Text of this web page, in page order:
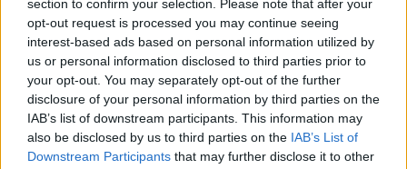
section to confirm your selection. Please note that after your
opt-out request is processed you may continue seeing
interest-based ads based on personal information utilized by
us or personal information disclosed to third parties prior to
your opt-out. You may separately opt-out of the further
disclosure of your personal information by third parties on the
IAB’s list of downstream participants. This information may
also be disclosed by us to third parties on the IAB’s List of
Downstream Participants that may further disclose it to other
révén Székelyudvarhelyen